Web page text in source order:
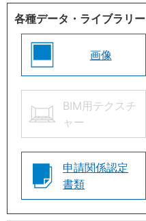
各種データ・ライブラリー
画像
BIM用テクスチ
ャー
申請関係認定
書類